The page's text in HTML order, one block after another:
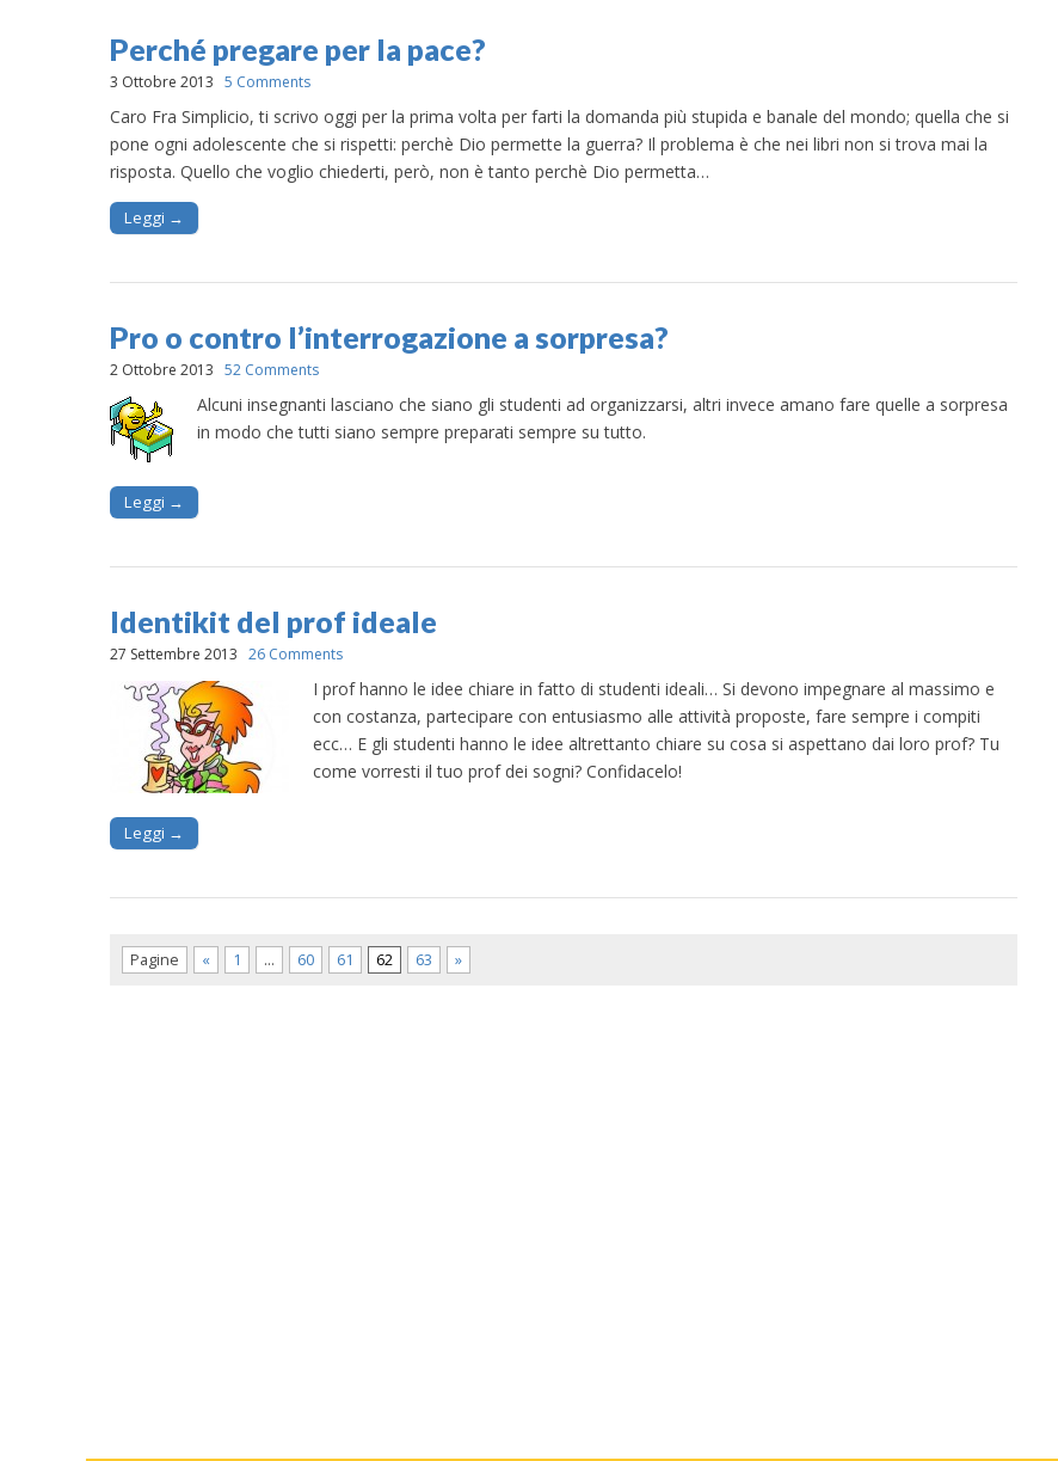
Perché pregare per la pace?
3 Ottobre 2013 5 Comments
Caro Fra Simplicio, ti scrivo oggi per la prima volta per farti la domanda più stupida e banale del mondo; quella che si
pone ogni adolescente che si rispetti: perchè Dio permette la guerra? Il problema è che nei libri non si trova mai la
risposta. Quello che voglio chiederti, però, non è tanto perchè Dio permetta…
Leggi →
Pro o contro l’interrogazione a sorpresa?
2 Ottobre 2013 52 Comments
Alcuni insegnanti lasciano che siano gli studenti ad organizzarsi, altri invece amano fare quelle a sorpresa
in modo che tutti siano sempre preparati sempre su tutto.
Leggi →
Identikit del prof ideale
27 Settembre 2013 26 Comments
I prof hanno le idee chiare in fatto di studenti ideali… Si devono impegnare al massimo e
con costanza, partecipare con entusiasmo alle attività proposte, fare sempre i compiti
ecc… E gli studenti hanno le idee altrettanto chiare su cosa si aspettano dai loro prof? Tu
come vorresti il tuo prof dei sogni? Confidacelo!
Leggi →
Pagine « 1 … 60 61 62 63 »